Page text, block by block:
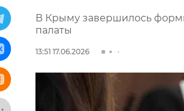
В Крыму завершилось
палаты
13:51 17.06.2026